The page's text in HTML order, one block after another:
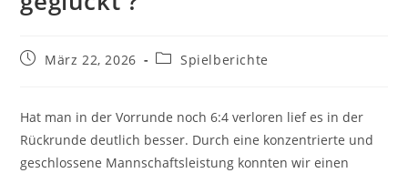
BeitragMärz 22, 2026
Beitrags-
Spielberichte
Hat man in der Vorrunde noch 6:4 verloren lief es in der
Rückrunde deutlich besser. Durch eine konzentrierte und
geschlossene Mannschaftsleistung konnten wir einen